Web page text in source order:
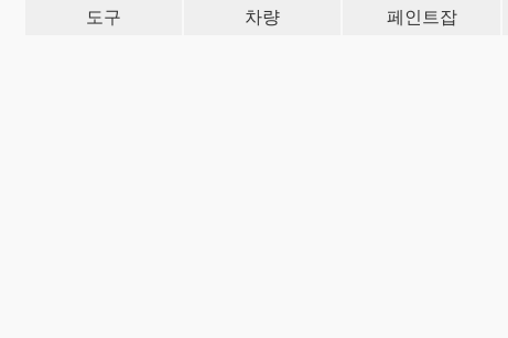
도구 차량 페인트잡